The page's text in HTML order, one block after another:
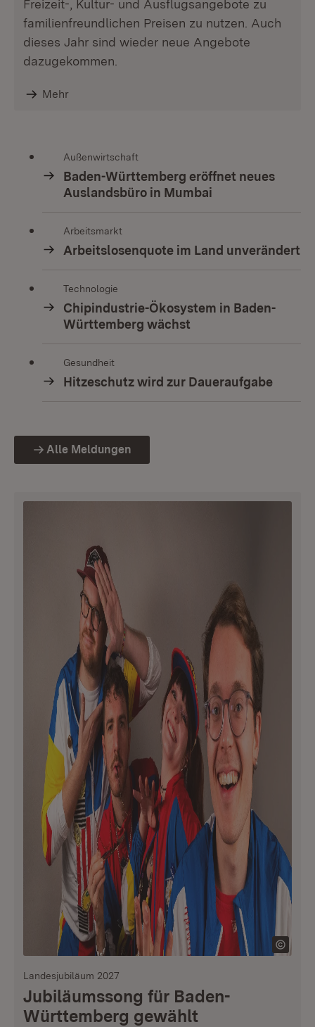
Freizeit-, Kultur- und Ausflugsangebote zu
familienfreundlichen Preisen zu nutzen. Auch
dieses Jahr sind wieder neue Angebote
dazugekommen.
Mehr
Außenwirtschaft
Baden-Württemberg eröffnet neues
Auslandsbüro in Mumbai
Arbeitsmarkt
Arbeitslosenquote im Land unverändert
Technologie
Chipindustrie-Ökosystem in Baden-
Württemberg wächst
Gesundheit
Hitzeschutz wird zur Daueraufgabe
Alle Meldungen
Landesjubiläum 2027
Jubiläumssong für Baden-
Württemberg gewählt